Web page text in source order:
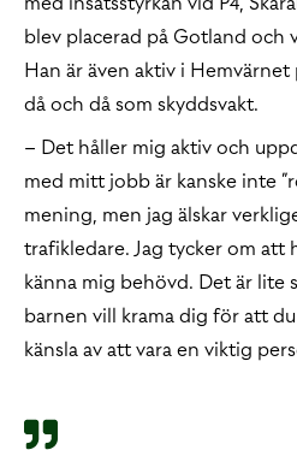
blev placerad på Gotland och
Han är även aktiv i
då och då som skyddsvakt.
– Det håller mig aktiv och
med mitt jobb är kanske inte
mening, men jag älskar
trafikledare. Jag tycker om att
känna mig behövd. Det är lite
barnen vill krama dig för att
känsla av att vara en viktig